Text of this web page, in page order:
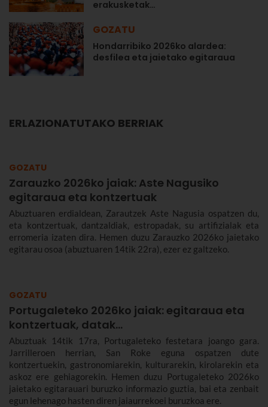
erakusketak…
GOZATU
Hondarribiko 2026ko alardea:
desfilea eta jaietako egitaraua
ERLAZIONATUTAKO BERRIAK
GOZATU
Zarauzko 2026ko jaiak: Aste Nagusiko
egitaraua eta kontzertuak
Abuztuaren erdialdean, Zarautzek Aste Nagusia ospatzen du,
eta kontzertuak, dantzaldiak, estropadak, su artifizialak eta
erromeria izaten dira. Hemen duzu Zarauzko 2026ko jaietako
egitarau osoa (abuztuaren 14tik 22ra), ezer ez galtzeko.
GOZATU
Portugaleteko 2026ko jaiak: egitaraua eta
kontzertuak, datak...
Abuztuak 14tik 17ra, Portugaleteko festetara joango gara.
Jarrilleroen herrian, San Roke eguna ospatzen dute
kontzertuekin, gastronomiarekin, kulturarekin, kirolarekin eta
askoz ere gehiagorekin. Hemen duzu Portugaleteko 2026ko
jaietako egitarauari buruzko informazio guztia, bai eta zenbait
egun lehenago hasten diren jaiaurrekoei buruzkoa ere.